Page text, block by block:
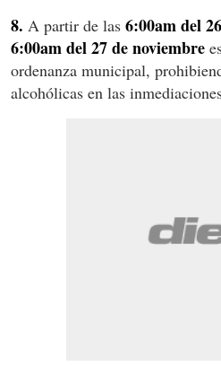
8. A partir de las 6:00am del
6:00am del 27 de noviembre
ordenanza municipal,
alcohólicas en las